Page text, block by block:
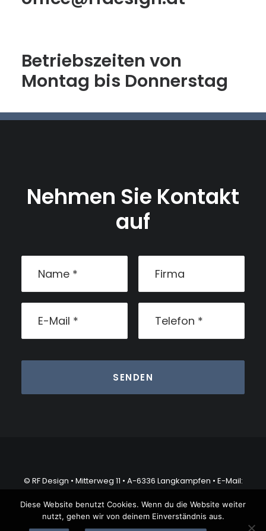
Betriebszeiten von
Montag bis Donnerstag
Nehmen Sie Kontakt
auf
© RF Design • Mitterweg 11 • A-6336 Langkampfen • E-Mail:
Diese Website benutzt Cookies. Wenn du die Website weiter
nutzt, gehen wir von deinem Einverständnis aus.